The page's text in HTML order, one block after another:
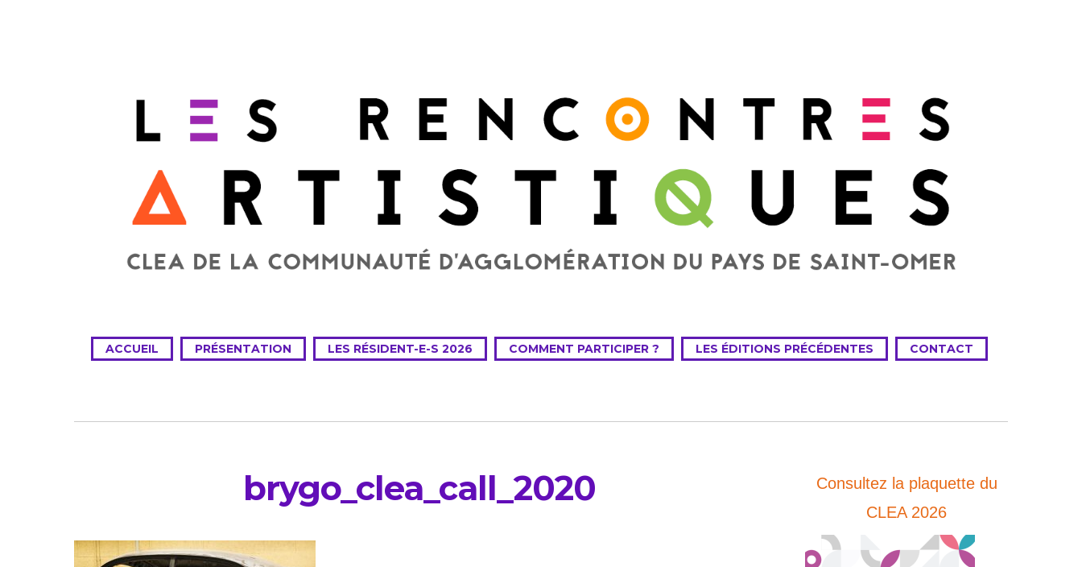
ACCUEIL PRÉSENTATION LES RÉSIDENT-E-S 2026 COMMENT PARTICIPER ? LES ÉDITIONS PRÉCÉDENTES CONTACT
brygo_clea_call_2020
Consultez la plaquette du
CLEA 2026